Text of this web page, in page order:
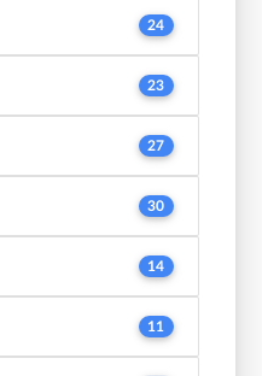
24
23
27
30
14
11